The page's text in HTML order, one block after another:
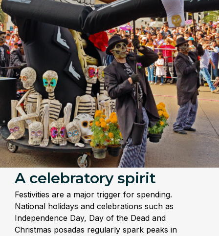
A celebratory spirit
Festivities are a major trigger for spending.
National holidays and celebrations such as
Independence Day, Day of the Dead and
Christmas posadas regularly spark peaks in